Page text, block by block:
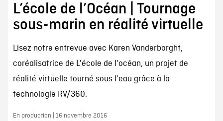
L’école de l’Océan | Tournage
sous-marin en réalité virtuelle
Lisez notre entrevue avec Karen Vanderborght,
coréalisatrice de L'école de l'océan, un projet de
réalité virtuelle tourné sous l'eau grâce à la
technologie RV/360.
En production | 16 novembre 2016